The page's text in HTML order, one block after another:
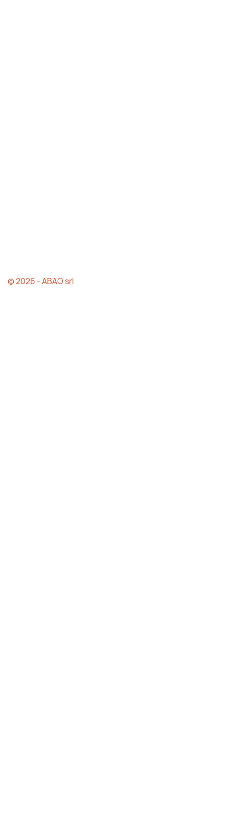
© 2026 - ABAO srl